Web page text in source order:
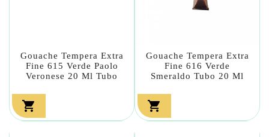
Gouache Tempera Extra
Fine 615 Verde Paolo
Veronese 20 Ml Tubo

Gouache Tempera Extra
Fine 616 Verde
Smeraldo Tubo 20 Ml
